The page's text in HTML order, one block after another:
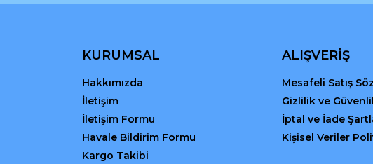
KURUMSAL
Hakkımızda
İletişim
İletişim Formu
Havale Bildirim Formu
Kargo Takibi
ALIŞVERİŞ
Mesafeli Satış
Gizlilik ve
İptal ve İade
Kişisel Veriler